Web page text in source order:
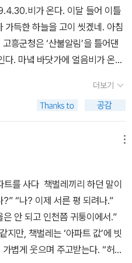
진이라는 곳에 방문했다가 소개
술작품을 판매하는 상업 갤러리
이라는 곳에서 운영하는 그림책
라진갤러리를 방문했을 때는
아시겠지만 사실 앤소니 브라운
림책은 너무 아름다고 예술성도
서 이렇게 좋은 그림책에 실려있
은 사람이라면 누구나 참가해
책 독서회를 진행하기도 합니다.
그림책은 단지 어린이들을 위
는 별로 무리가 없긴 하지만 내
인들이 읽는 그림책이라 할 수
도 그림책 창작 워크샵도 진행
를 모시고 북콘서트도 진행하기
없이 전쟁을 하게 된다. 물욕에
에 의한 전쟁은 많은 사람이 죽
멈추게 된다. 전쟁이 일단
밑바닥에 떨어지게 된다. 적과
다. 전경에서 복무하다 제대한
위 단체에 대한 적개심이 상당
. 평화를 위해 용기있게 나서는
이 둘다 중요하다. 우리는 인간
고 전쟁이 반드시 필요한지 생
요한 전쟁이란 자유와 혁명을 위
진실이 사라지지는 않아요.-도
란 말이오. p.68 외면한다고 진
고 진실이 사라지지도 않는
와 폭발된 장소로만 보도하는 소
이다. 그 자리에는 두 청년이 있
의 스미스.택시 기사 하이달과
혼인을 앞두고 있었고,또 한 청
습니다. 둘은 모두 반듯한 청년
은 꿈을 꾸던 젊은이였습니다.
미워할 일도 없었습니다. 그러
었습니다.전쟁이 아닌 다른 자리
을지도 몰라. p.77 선생님이 되
이클은 아이들이 모여 지내는
알고 나서 스스로의 몸에 총을
스미스 역시 같은 꿈을 꾸던 젊은
는게 꿈인 도하, 이들은 우리네
에 선 군인들 역시 초등학교 선
. 무엇이 이들을 이렇게 만든 것
포탄에 쓰러진다. 어른 아이 할
아닌 오마르의 농장이었다. 스미
으로 뛰어가는 하이달을 쏜다.
클은 테러범 건물이라 생각하
물이었다. 모두 오해였다. 오해
는 아이들이, 노인들이...온 몸
. 전쟁이 끝났다. 정의로운 전쟁
. 자유와 평화, 민주주의. 행복하
한다. 하지만, 그들은 주인이 바
처만 가득 안았을 뿐이었다. 꿈
던 전쟁이 있었다. 병사들에게도
짓밟았다. 십년이 지나고 아이
비가 온다. 이달 들어 이틀
득한 하늘을 고이 씻겠네. 아침
흥군청은 ‘산불알림’을 틀어댄
. 마녘 바닷가에 얼음비가 온다
하며 가만히 보내면 천천히 나
(병원)나 꽃물(약)에 기대면 으
린다. 어제 남은 국에 봄동과 배추
국물을 더한다. 《문제아》를 다
사라지고 잿집이 잔뜩 늘어나면
느낀다. 1999년에 태어난 《문
사라졌을 무렵 태어난 고맙고 알
에 작은집이 있고, 시골에 시골
들어 조용히 살림짓는 글바치는
바 ‘골칫거리(문제아)’ 같은 ‘작
이(주례사비평)’ 같은 ‘서울글바
더보기
를 사다 책벌레끼리 하던 말이
“나? 이제 서른 평 되려나.”
안 되고 인천쯤 귀퉁이에서.”
지만, 책벌레는 ‘아파트 값’에 빗
볍게 웃으며 주고받는다. “허허,